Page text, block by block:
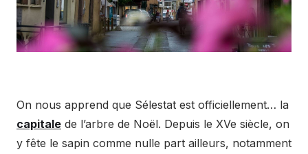
On nous apprend que Sélestat est officiellement… la
capitale de l’arbre de Noël. Depuis le XVe siècle, on
y fête le sapin comme nulle part ailleurs, notamment